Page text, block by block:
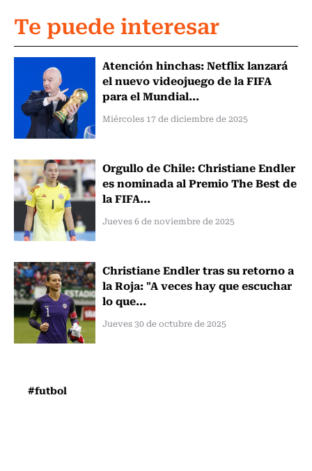
Te puede interesar
Atención hinchas: Netflix lanzará
el nuevo videojuego de la FIFA
para el Mundial...
Miércoles 17 de diciembre de 2025
Orgullo de Chile: Christiane Endler
es nominada al Premio The Best de
la FIFA...
Jueves 6 de noviembre de 2025
Christiane Endler tras su retorno a
la Roja: "A veces hay que escuchar
lo que...
Jueves 30 de octubre de 2025
#futbol